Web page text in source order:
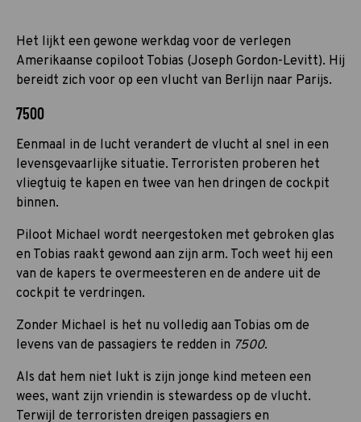
Het lijkt een gewone werkdag voor de verlegen
Amerikaanse copiloot Tobias (Joseph Gordon-Levitt). Hij
bereidt zich voor op een vlucht van Berlijn naar Parijs.
7500
Eenmaal in de lucht verandert de vlucht al snel in een
levensgevaarlijke situatie. Terroristen proberen het
vliegtuig te kapen en twee van hen dringen de cockpit
binnen.
Piloot Michael wordt neergestoken met gebroken glas
en Tobias raakt gewond aan zijn arm. Toch weet hij een
van de kapers te overmeesteren en de andere uit de
cockpit te verdringen.
Zonder Michael is het nu volledig aan Tobias om de
levens van de passagiers te redden in 7500.
Als dat hem niet lukt is zijn jonge kind meteen een
wees, want zijn vriendin is stewardess op de vlucht.
Terwijl de terroristen dreigen passagiers en